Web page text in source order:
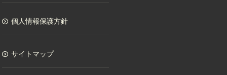
個人情報保護方針
サイトマップ